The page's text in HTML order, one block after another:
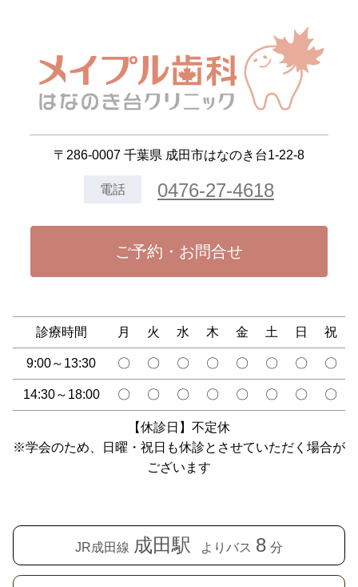
〒286-0007 千葉県 成田市はなのき台1-22-8
電話 0476-27-4618
ご予約・お問合せ
診療時間 月 火 水 木 金 土 日 祝
9:00～13:30 〇 〇 〇 〇 〇 〇 〇 〇
14:30～18:00 〇 〇 〇 〇 〇 〇 〇 〇
【休診日】不定休
※学会のため、日曜・祝日も休診とさせていただく場合が
ございます
JR成田線 成田駅 よりバス 8 分